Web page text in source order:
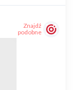
Znajdź
podobne